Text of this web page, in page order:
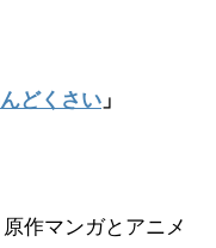
どくさい 」
作マンガとアニメ